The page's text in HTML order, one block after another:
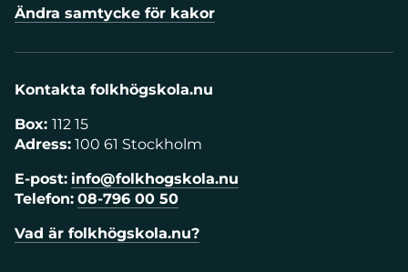
Ändra samtycke för kakor
Kontakta folkhögskola.nu
Box: 112 15
Adress: 100 61 Stockholm
E-post: info@folkhogskola.nu
Telefon: 08-796 00 50
Vad är folkhögskola.nu?